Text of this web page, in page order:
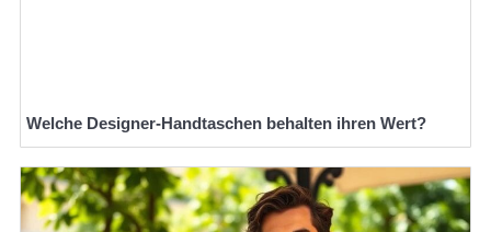
Welche Designer-Handtaschen behalten ihren Wert?